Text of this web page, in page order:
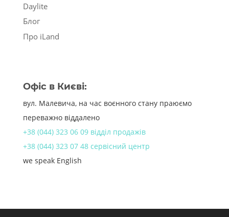
Daylite
Блог
Про iLand
Офіс в Києві:
вул. Малевича, на час воєнного стану праюємо
переважно віддалено
+38 (044) 323 06 09 відділ продажів
+38 (044) 323 07 48 сервісний центр
we speak English